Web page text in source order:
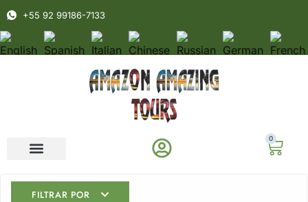
+55 92 99186-7133
0
FILTRAR POR